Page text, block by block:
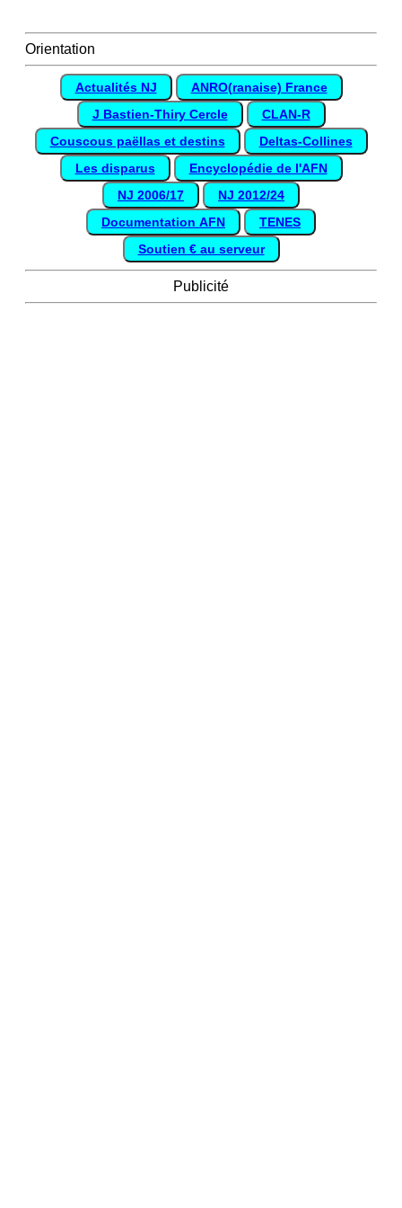
Orientation
Actualités NJ
ANRO(ranaise) France
J Bastien-Thiry Cercle
CLAN-R
Couscous paëllas et destins
Deltas-Collines
Les disparus
Encyclopédie de l'AFN
NJ 2006/17
NJ 2012/24
Documentation AFN
TENES
Soutien € au serveur
Publicité